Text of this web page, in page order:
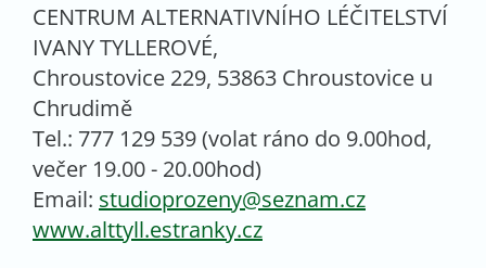
CENTRUM ALTERNATIVNÍHO LÉČITELSTVÍ
IVANY TYLLEROVÉ,
Chroustovice 229, 53863 Chroustovice u
Chrudimě
Tel.: 777 129 539 (volat ráno do 9.00hod,
večer 19.00 - 20.00hod)
Email: studioprozeny@seznam.cz
www.alttyll.estranky.cz